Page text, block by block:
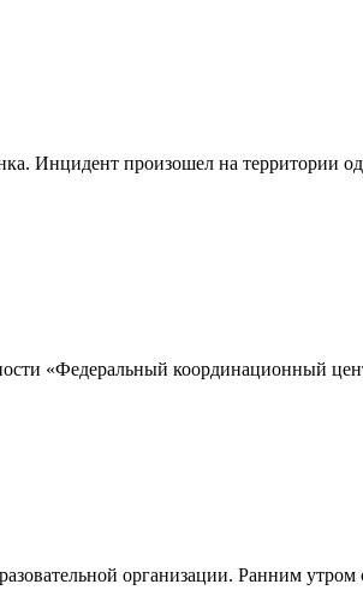
Инцидент произошел на территории
«Федеральный координационный
организации. Ранним утром